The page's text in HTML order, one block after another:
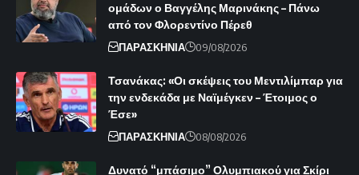
ομάδων ο Βαγγέλης Μαρινάκης – Πάνω
από τον Φλορεντίνο Πέρεθ
ΠΑΡΑΣΚΗΝΙΑ 09/08/2026
Τσανάκας: «Οι σκέψεις του Μεντιλίμπαρ για
την ενδεκάδα με Ναϊμέγκεν – Έτοιμος ο
Έσε»
ΠΑΡΑΣΚΗΝΙΑ 08/08/2026
Δυνατό “μπάσιμο” Ολυμπιακού για Σκίρι